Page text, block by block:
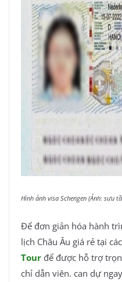
Hình ảnh visa Schengen (Ảnh: sưu
Để đơn giản hóa hành
lịch Châu Âu giá rẻ tại
Tour để được hỗ trợ
chỉ dẫn viên. can dự